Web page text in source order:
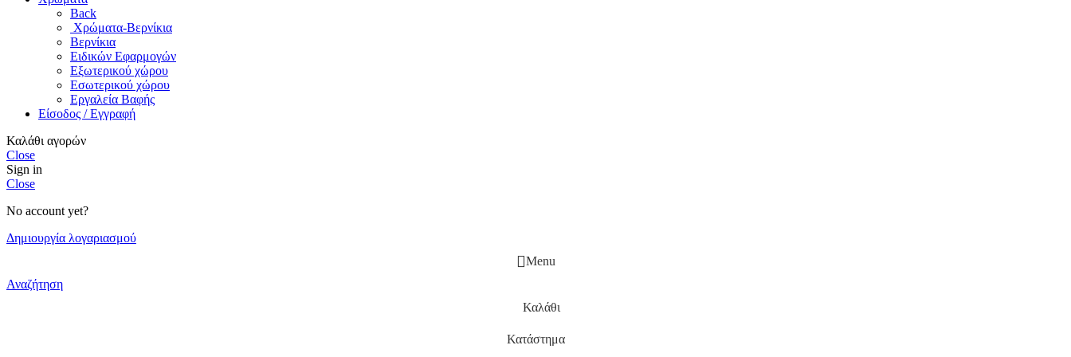
Back
Χρώματα-Βερνίκια
Βερνίκια
Ειδικών Εφαρμογών
Εξωτερικού χώρου
Εσωτερικού χώρου
Εργαλεία Βαφής
Είσοδος / Εγγραφή
Καλάθι αγορών
Close
Sign in
Close
No account yet?
Δημιουργία λογαριασμού
Menu
Αναζήτηση
Καλάθι
Κατάστημα